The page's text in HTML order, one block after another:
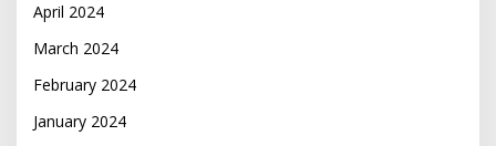
April 2024
March 2024
February 2024
January 2024